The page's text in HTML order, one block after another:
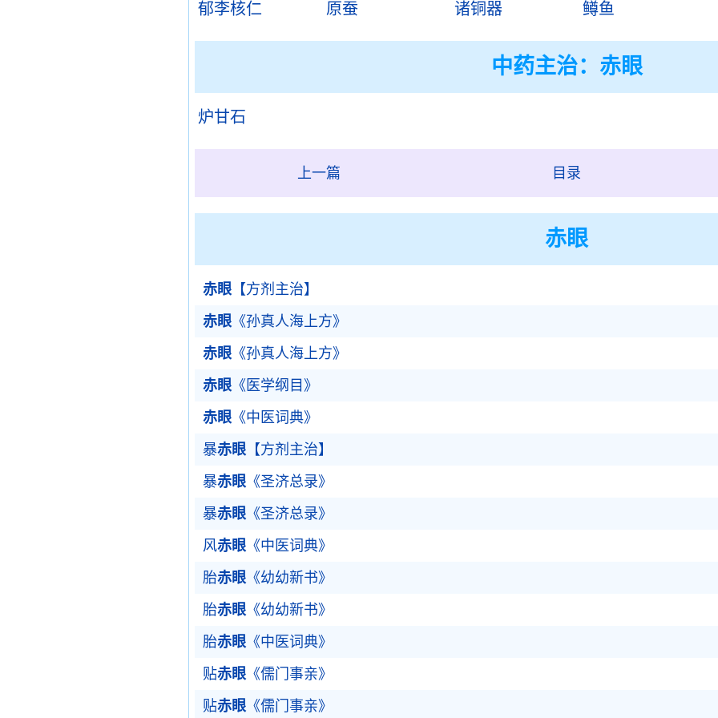
郁李核仁 原蚕 诸铜器 鳟鱼
中药主治：赤眼
炉甘石
上一篇 目录
赤眼
赤眼 【方剂主治】
赤眼 《孙真人海上方》
赤眼 《孙真人海上方》
赤眼 《医学纲目》
赤眼 《中医词典》
暴赤眼 【方剂主治】
暴赤眼 《圣济总录》
暴赤眼 《圣济总录》
风赤眼 《中医词典》
胎赤眼 《幼幼新书》
胎赤眼 《幼幼新书》
胎赤眼 《中医词典》
贴赤眼 《儒门事亲》
贴赤眼 《儒门事亲》